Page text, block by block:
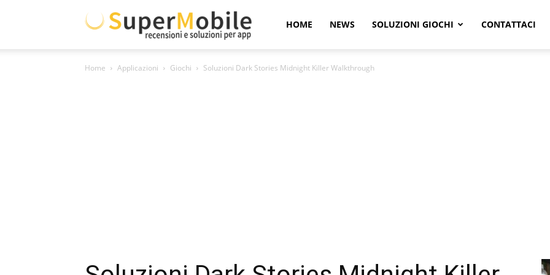
Super
Mobile
HOME NEWS SOLUZIONI GIOCHI CONTATTACI
Home Applicazioni Giochi Soluzioni Dark Stories Midnight Killer Walkthrough